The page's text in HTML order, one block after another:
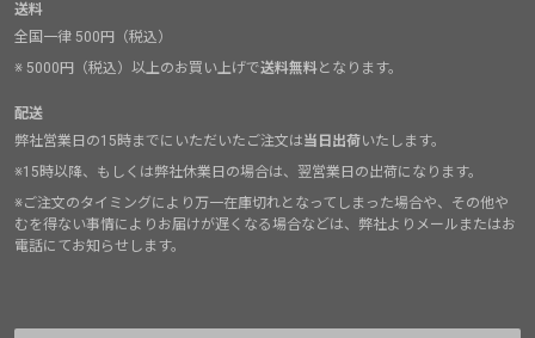
送料
全国一律 500円（税込）
※ 5000円（税込）以上のお買い上げで送料無料となります。
配送
弊社営業日の15時までにいただいたご注文は当日出荷いたします。
※15時以降、もしくは弊社休業日の場合は、翌営業日の出荷になります。
※ご注文のタイミングにより万一在庫切れとなってしまった場合や、その他や
むを得ない事情によりお届けが遅くなる場合などは、弊社よりメールまたはお
電話にてお知らせします。